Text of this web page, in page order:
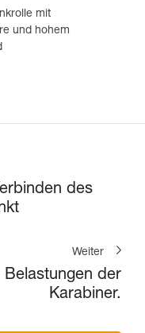
mit
und hohem
des
Weiter
der
Karabiner.